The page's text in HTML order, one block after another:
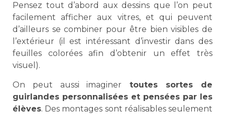
Pensez tout d’abord aux dessins que l’on peut
facilement afficher aux vitres, et qui peuvent
d’ailleurs se combiner pour être bien visibles de
l’extérieur (il est intéressant d’investir dans des
feuilles colorées afin d’obtenir un effet très
visuel).
On peut aussi imaginer toutes sortes de
guirlandes personnalisées et pensées par les
élèves. Des montages sont réalisables seulement